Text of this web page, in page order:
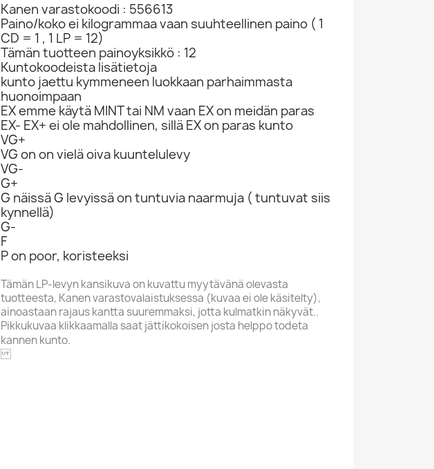
Kanen varastokoodi : 556613
Paino/koko ei kilogrammaa vaan suuhteellinen paino ( 1
CD = 1 , 1 LP = 12)
Tämän tuotteen painoyksikkö : 12
Kuntokoodeista lisätietoja
kunto jaettu kymmeneen luokkaan parhaimmasta
huonoimpaan
EX emme käytä MINT tai NM vaan EX on meidän paras
EX- EX+ ei ole mahdollinen, sillä EX on paras kunto
VG+
VG on on vielä oiva kuuntelulevy
VG-
G+
G näissä G levyissä on tuntuvia naarmuja ( tuntuvat siis
kynnellä)
G-
F
P on poor, koristeeksi
Tämän LP-levyn kansikuva on kuvattu myytävänä olevasta
tuotteesta, Kanen varastovalaistuksessa (kuvaa ei ole käsitelty),
ainoastaan rajaus kantta suuremmaksi, jotta kulmatkin näkyvät..
Pikkukuvaa klikkaamalla saat jättikokoisen josta helppo todeta
kannen kunto.